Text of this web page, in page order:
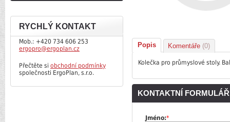
Popis Komentáře (0)
Kolečka pro průmyslové stoly.
KONTAKTNÍ FORMULÁŘ
Jméno:*
RYCHLÝ KONTAKT
Mob.: +420 734 606 253
ergopro@ergoplan.cz
Přečtěte si obchodní podmínky
společnosti ErgoPlan, s.r.o.